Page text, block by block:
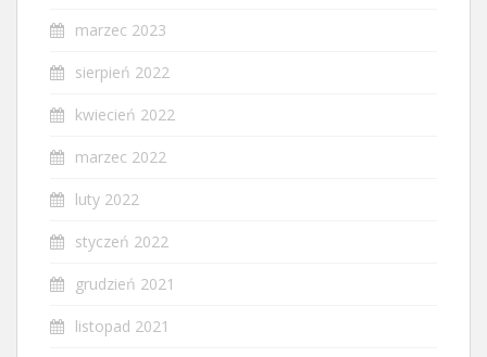
marzec 2023
sierpień 2022
kwiecień 2022
marzec 2022
luty 2022
styczeń 2022
grudzień 2021
listopad 2021